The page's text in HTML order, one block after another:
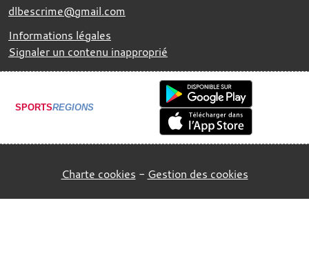
dlbescrime@gmail.com
Informations légales
Signaler un contenu inapproprié
SPORTSREGIONS
Charte cookies Gestion des cookies